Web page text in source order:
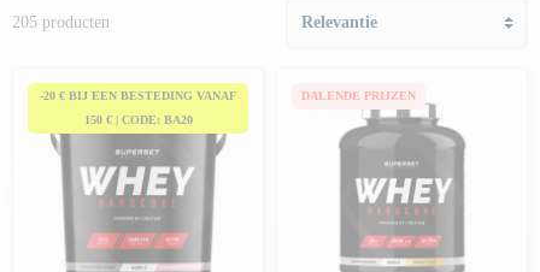
205 producten
-20 € BIJ EEN BESTEDING VANAF
150 € | CODE: BA20
DALENDE PRIJZEN